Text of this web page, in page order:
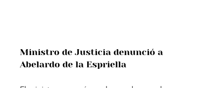
Ministro de Justicia denunció a
Abelardo de la Espriella